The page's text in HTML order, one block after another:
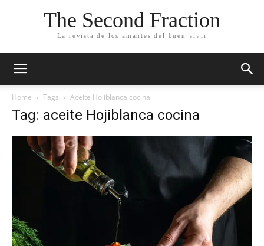
The Second Fraction
La revista de los amantes del buen vivir
Home Tags Aceite Hojiblanca cocina
Tag: aceite Hojiblanca cocina